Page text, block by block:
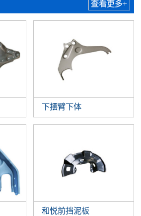
查看更多+
下摆臂下体
和悦前挡泥板